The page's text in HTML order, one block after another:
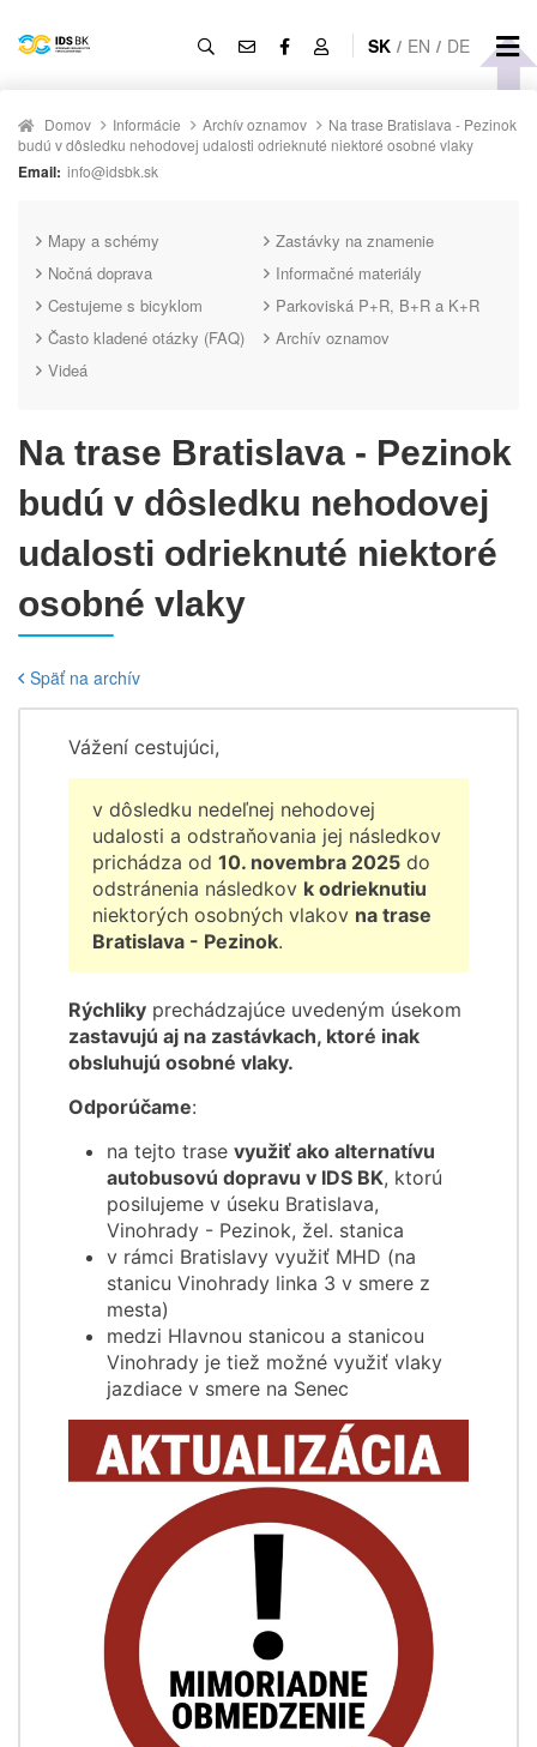
SK / EN / DE
Domov Informácie Archív oznamov
Na trase Bratislava - Pezinok
budú v dôsledku nehodovej udalosti odrieknuté niektoré osobné vlaky
Email: info@idsbk.sk
Mapy a schémy
Zastávky na znamenie
Nočná doprava
Informačné materiály
Cestujeme s bicyklom
Parkoviská P+R, B+R a K+R
Často kladené otázky (FAQ)
Archív oznamov
Videá
Na trase Bratislava - Pezinok
budú v dôsledku nehodovej
udalosti odrieknuté niektoré
osobné vlaky
Späť na archív
Vážení cestujúci,
v dôsledku nedeľnej nehodovej
udalosti a odstraňovania jej následkov
prichádza od 10. novembra 2025 do
odstránenia následkov k odrieknutiu
niektorých osobných vlakov na trase
Bratislava - Pezinok.
Rýchliky prechádzajúce uvedeným úsekom
zastavujú aj na zastávkach, ktoré inak
obsluhujú osobné vlaky.
Odporúčame:
na tejto trase využiť ako alternatívu
autobusovú dopravu v IDS BK, ktorú
posilujeme v úseku Bratislava,
Vinohrady - Pezinok, žel. stanica
v rámci Bratislavy využiť MHD (na
stanicu Vinohrady linka 3 v smere z
mesta)
medzi Hlavnou stanicou a stanicou
Vinohrady je tiež možné využiť vlaky
jazdiace v smere na Senec